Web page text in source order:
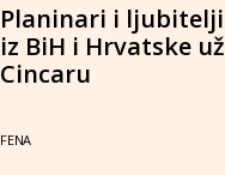
Planinari i
iz BiH i Hrvatske
Cincaru
FENA